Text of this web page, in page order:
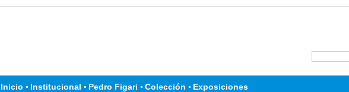
Inicio Institucional Pedro Figari Colección Exposiciones